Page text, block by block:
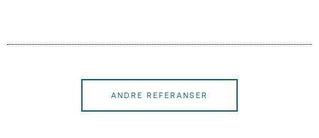
ANDRE REFERANSER